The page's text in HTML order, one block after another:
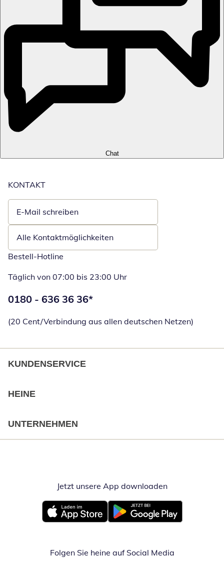
Chat
KONTAKT
E-Mail schreiben
Öffnet E-Mail-Client
Alle Kontaktmöglichkeiten
Bestell-Hotline
Täglich von 07:00 bis 23:00 Uhr
Telefonnummer:
0180 - 636 36 36*
(20 Cent/Verbindung aus allen deutschen Netzen)
KUNDENSERVICE
HEINE
UNTERNEHMEN
Jetzt unsere App downloadenÖffnet in
Öffnet in neuem FensterÖffnet in neuem Fenster
Folgen Sie heine auf Social Media